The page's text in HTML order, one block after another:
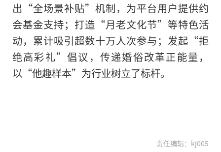
出“全场景补贴”机制，为平台用户提供约
会基金支持；打造“月老文化节”等特色活
动，累计吸引超数十万人次参与；发起“拒
绝高彩礼”倡议，传递婚俗改革正能量，
以“他趣样本”为行业树立了标杆。
责任编辑：kj005